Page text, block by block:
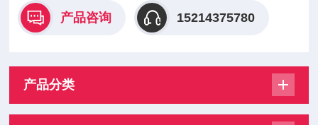
产品咨询 15214375780
产品分类